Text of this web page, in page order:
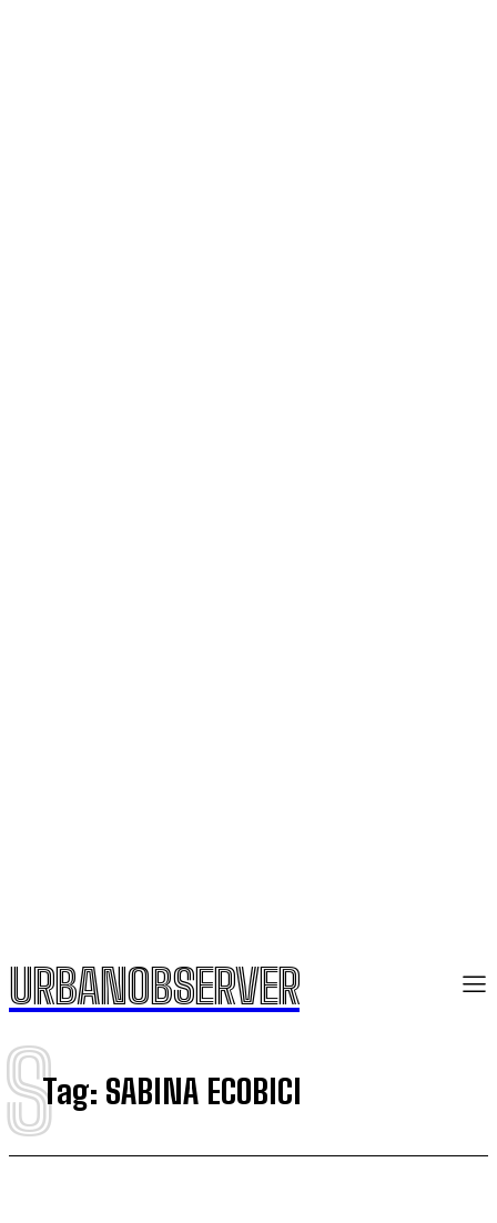
URBANOBSERVER
Tag: SABINA ECOBICI
S